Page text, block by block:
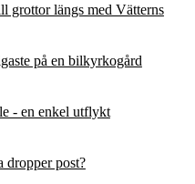
grottor längs med Vätterns
på en bilkyrkogård
- en enkel utflykt
dropper post?